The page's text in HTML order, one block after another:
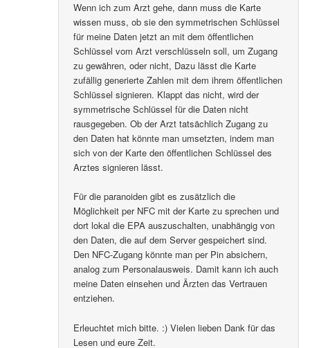
Wenn ich zum Arzt gehe, dann muss die Karte
wissen muss, ob sie den symmetrischen Schlüssel
für meine Daten jetzt an mit dem öffentlichen
Schlüssel vom Arzt verschlüsseln soll, um Zugang
zu gewähren, oder nicht, Dazu lässt die Karte
zufällig generierte Zahlen mit dem ihrem öffentlichen
Schlüssel signieren. Klappt das nicht, wird der
symmetrische Schlüssel für die Daten nicht
rausgegeben. Ob der Arzt tatsächlich Zugang zu
den Daten hat könnte man umsetzten, indem man
sich von der Karte den öffentlichen Schlüssel des
Arztes signieren lässt.
Für die paranoiden gibt es zusätzlich die
Möglichkeit per NFC mit der Karte zu sprechen und
dort lokal die EPA auszuschalten, unabhängig von
den Daten, die auf dem Server gespeichert sind.
Den NFC-Zugang könnte man per Pin absichern,
analog zum Personalausweis. Damit kann ich auch
meine Daten einsehen und Ärzten das Vertrauen
entziehen.
Erleuchtet mich bitte. :) Vielen lieben Dank für das
Lesen und eure Zeit.